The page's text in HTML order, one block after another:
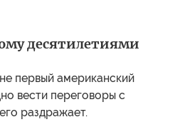
десятилетиями
первый американский
вести переговоры с
раздражает.